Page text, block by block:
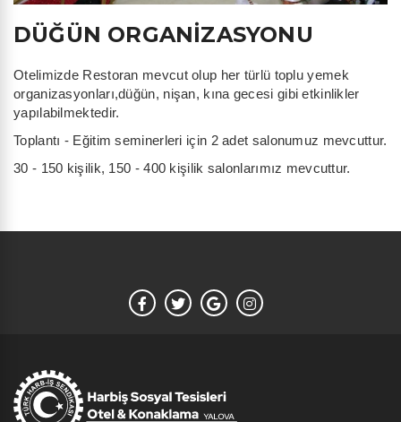
DÜĞÜN ORGANİZASYONU
Otelimizde Restoran mevcut olup her türlü toplu yemek
organizasyonları,düğün, nişan, kına gecesi gibi etkinlikler
yapılabilmektedir.
Toplantı - Eğitim seminerleri için 2 adet salonumuz mevcuttur.
30 - 150 kişilik, 150 - 400 kişilik salonlarımız mevcuttur.